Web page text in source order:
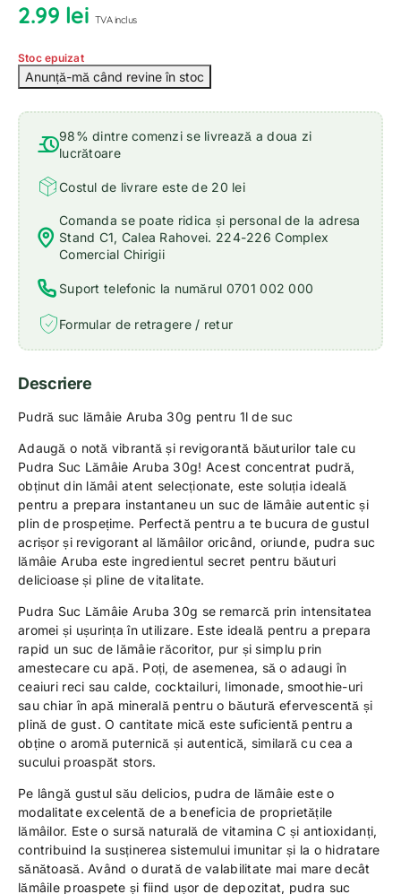
2.99 lei TVA inclus
Stoc epuizat
98% dintre comenzi se livrează a doua zi
lucrătoare
Costul de livrare este de 20 lei
Comanda se poate ridica și personal de la adresa
Stand C1, Calea Rahovei. 224-226 Complex
Comercial Chirigii
Suport telefonic la numărul 0701 002 000
Formular de retragere / retur
Descriere
Pudră suc lămâie Aruba 30g pentru 1l de suc
Adaugă o notă vibrantă și revigorantă băuturilor tale cu
Pudra Suc Lămâie Aruba 30g! Acest concentrat pudră,
obținut din lămâi atent selecționate, este soluția ideală
pentru a prepara instantaneu un suc de lămâie autentic și
plin de prospețime. Perfectă pentru a te bucura de gustul
acrișor și revigorant al lămâilor oricând, oriunde, pudra suc
lămâie Aruba este ingredientul secret pentru băuturi
delicioase și pline de vitalitate.
Pudra Suc Lămâie Aruba 30g se remarcă prin intensitatea
aromei și ușurința în utilizare. Este ideală pentru a prepara
rapid un suc de lămâie răcoritor, pur și simplu prin
amestecare cu apă. Poți, de asemenea, să o adaugi în
ceaiuri reci sau calde, cocktailuri, limonade, smoothie-uri
sau chiar în apă minerală pentru o băutură efervescentă și
plină de gust. O cantitate mică este suficientă pentru a
obține o aromă puternică și autentică, similară cu cea a
sucului proaspăt stors.
Pe lângă gustul său delicios, pudra de lămâie este o
modalitate excelentă de a beneficia de proprietățile
lămâilor. Este o sursă naturală de vitamina C și antioxidanți,
contribuind la susținerea sistemului imunitar și la o hidratare
sănătoasă. Având o durată de valabilitate mai mare decât
lămâile proaspete și fiind ușor de depozitat, pudra suc